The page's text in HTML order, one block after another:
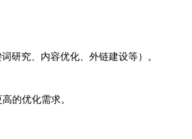
研究、内容优化、外链建设等）。
的优化需求。